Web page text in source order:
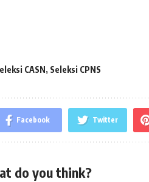
CASN, Seleksi CPNS
Facebook Twitter
do you think?